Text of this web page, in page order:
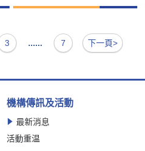
3 ...... 7 下一頁>
機構傳訊及活動
最新消息
活動重温